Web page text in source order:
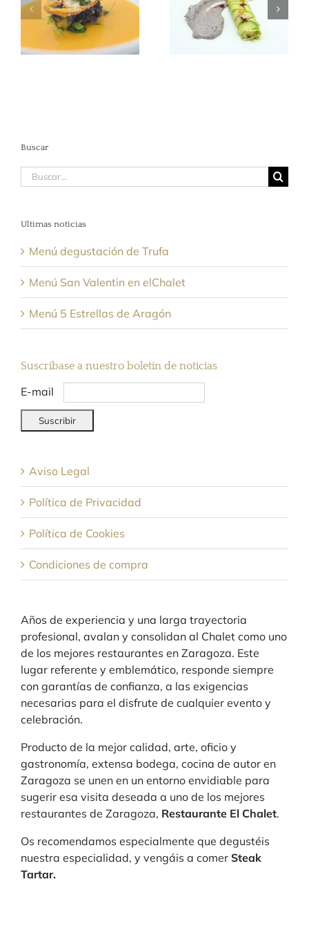
calabaza y Vichy,
con morcillas de
arroz
Asalmonada,
Gambas y
Mahonesa de
Buscar
Buscar:
Ultimas noticias
Menú degustación de Trufa
Menú San Valentin en elChalet
Menú 5 Estrellas de Aragón
Suscríbase a nuestro boletín de noticias
E-mail
Aviso Legal
Política de Privacidad
Política de Cookies
Condiciones de compra
Años de experiencia y una larga trayectoria
profesional, avalan y consolidan al Chalet como uno
de los mejores restaurantes en Zaragoza. Este
lugar referente y emblemático, responde siempre
con garantías de confianza, a las exigencias
necesarias para el disfrute de cualquier evento y
celebración.
Producto de la mejor calidad, arte, oficio y
gastronomía, extensa bodega, cocina de autor en
Zaragoza se unen en un entorno envidiable para
sugerir esa visita deseada a uno de los mejores
restaurantes de Zaragoza, Restaurante El Chalet.
Os recomendamos especialmente que degustéis
nuestra especialidad, y vengáis a comer Steak
Tartar.